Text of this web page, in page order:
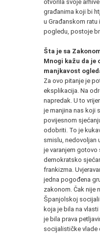
otvorila svoje
građanima koji bi
u Građanskom ratu
pogledu, postoje
Šta je sa
Mnogi kažu da je
manjkavost
Za ovo pitanje je
eksplikacija. Na
napredak. U to
je manjina nas koji
povijesnom
odobriti. To je
smislu, nedovoljan
je varanjem gotovo
demokratsko
frankizma.
jedna pogođena
zakonom. Čak nije
Španjolskoj
koja je bila na
je bila prava
socijalističke vlade